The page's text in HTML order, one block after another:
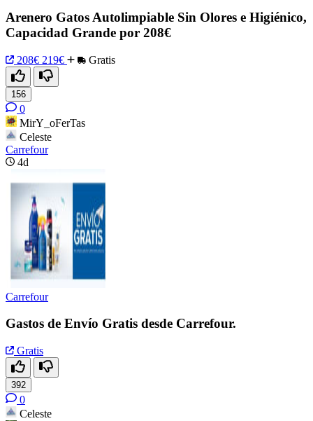
Arenero Gatos Autolimpiable Sin Olores e Higiénico,
Capacidad Grande por 208€
208€ 219€ Gratis
156
0
MirY_oFerTas
Celeste
Carrefour
4d
Carrefour
Gastos de Envío Gratis desde Carrefour.
Gratis
392
0
Celeste